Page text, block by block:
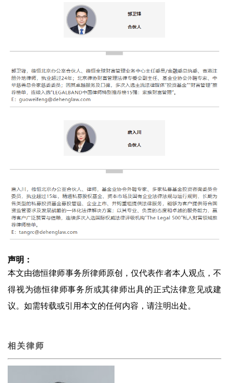
声明：
本文由德恒律师事务所律师原创，仅代表作者本人观点，不
得视为德恒律师事务所或其律师出具的正式法律意见或建
议。如需转载或引用本文的任何内容，请注明出处。
相关律师